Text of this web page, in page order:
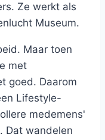
Ze werkt als
Museum.
Maar toen
met
goed. Daarom
Lifestyle-
medemens'
Dat wandelen